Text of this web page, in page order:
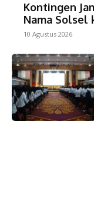
Kontingen
Nama Solsel
10 Agustus 2026